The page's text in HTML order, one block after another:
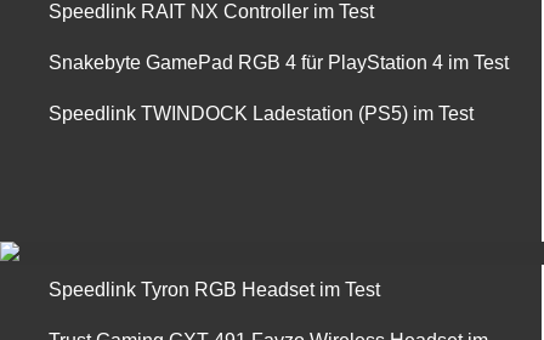
Speedlink RAIT NX Controller im Test
Snakebyte GamePad RGB 4 für PlayStation 4 im Test
Speedlink TWINDOCK Ladestation (PS5) im Test
Speedlink Tyron RGB Headset im Test